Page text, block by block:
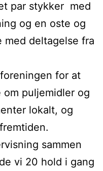
par stykker med
og en oste og
med deltagelse fra
for at
puljemidler og
lokalt, og
sammen
vi 20 hold i gang